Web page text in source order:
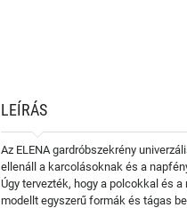
LEÍRÁS
Az ELENA gardróbszekrény
ellenáll a karcolásoknak és a
Úgy tervezték, hogy a polcokkal és
modellt egyszerű formák és tágas